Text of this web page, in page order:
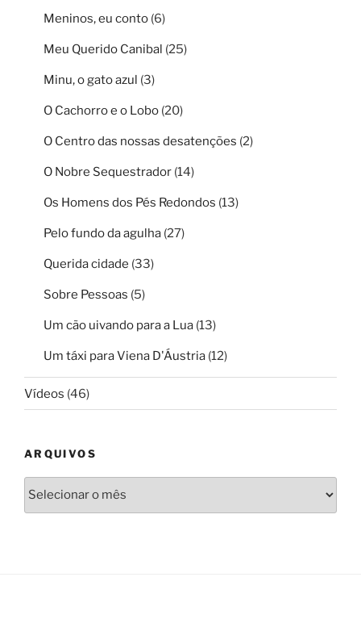
Meninos, eu conto (6)
Meu Querido Canibal (25)
Minu, o gato azul (3)
O Cachorro e o Lobo (20)
O Centro das nossas desatenções (2)
O Nobre Sequestrador (14)
Os Homens dos Pés Redondos (13)
Pelo fundo da agulha (27)
Querida cidade (33)
Sobre Pessoas (5)
Um cão uivando para a Lua (13)
Um táxi para Viena D'Áustria (12)
Vídeos (46)
ARQUIVOS
Arquivos